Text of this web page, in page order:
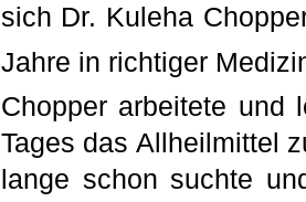
sich Dr. Kuleha
Jahre in richtiger
Chopper arbeitete und
Tages das Allheilmittel
lange schon suchte